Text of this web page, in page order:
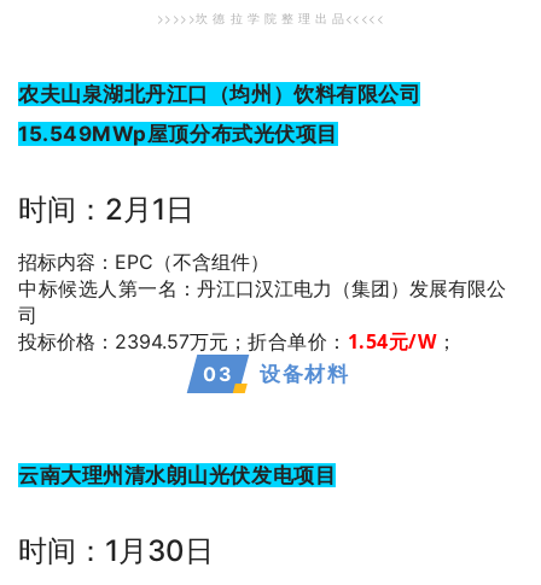
>>>>>坎 德 拉 学 院 整 理 出 品<<<<<
农夫山泉湖北丹江口（均州）饮料有限公司
15.549MWp屋顶分布式光伏项目
时间：2月1日
招标内容：EPC（不含组件）
中标候选人第一名 ：丹江口汉江电力（集团）发展有限公
司
投标价格：2394.57万元； 折合单价： 1.54元/W；
03 设备材料
云南大理州清水朗山光伏发电项目
时间：1月30日